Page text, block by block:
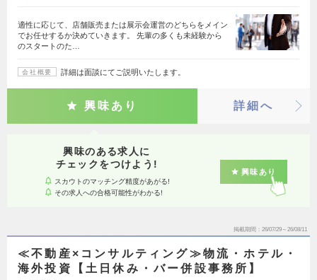
適性に応じて、店舗販売または展示会運営のどちらをメイン
でお任せするか決めていきます。 先輩の多くも未経験から
のスタートのた…
会社概要 詳細は面談にてご説明いたします。
興味あり 詳細へ
興味のある求人に
チェックをつけよう!
スカウトのマッチング精度があがる!
その求人への合格可能性がわかる!
興味あり
掲載期間 26/07/29～26/08/11
≪不動産×コンサルティング≫物流・ホテル・
海外投資【土日休み・バー併設事務所】